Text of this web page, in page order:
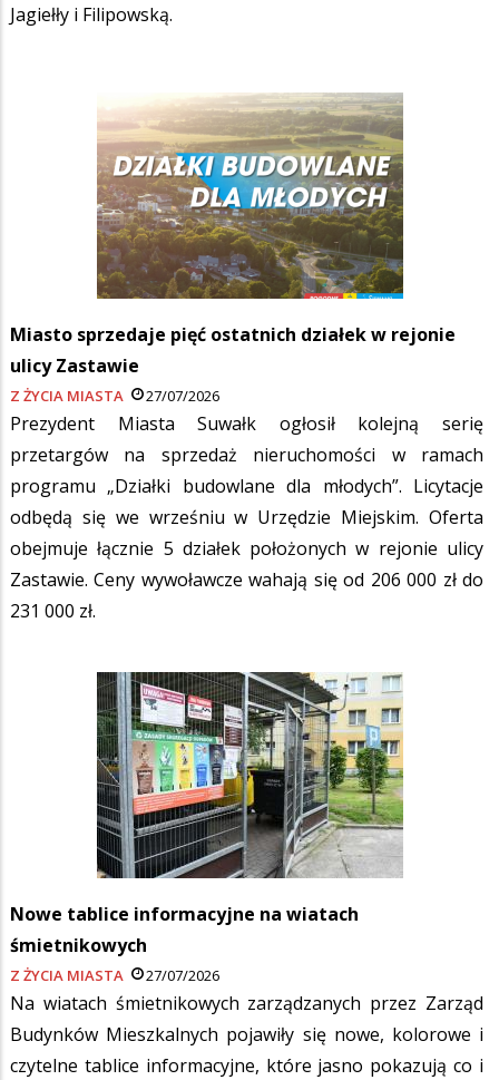
Jagiełły i Filipowską.
Miasto sprzedaje pięć ostatnich działek w rejonie
ulicy Zastawie
Z ŻYCIA MIASTA 27/07/2026
Prezydent Miasta Suwałk ogłosił kolejną serię
przetargów na sprzedaż nieruchomości w ramach
programu „Działki budowlane dla młodych”. Licytacje
odbędą się we wrześniu w Urzędzie Miejskim. Oferta
obejmuje łącznie 5 działek położonych w rejonie ulicy
Zastawie. Ceny wywoławcze wahają się od 206 000 zł do
231 000 zł.
Nowe tablice informacyjne na wiatach
śmietnikowych
Z ŻYCIA MIASTA 27/07/2026
Na wiatach śmietnikowych zarządzanych przez Zarząd
Budynków Mieszkalnych pojawiły się nowe, kolorowe i
czytelne tablice informacyjne, które jasno pokazują co i